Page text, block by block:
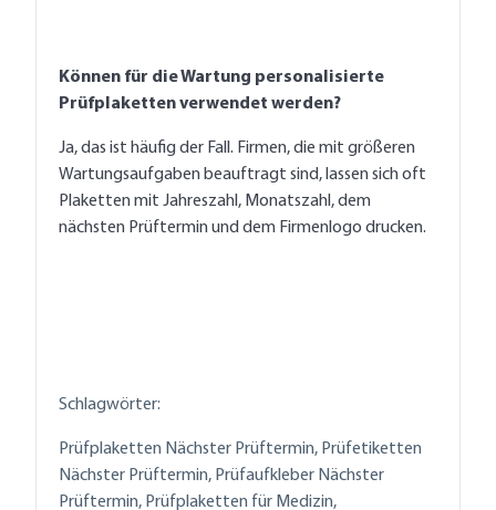
Können für die Wartung personalisierte
Prüfplaketten verwendet werden?
Ja, das ist häufig der Fall. Firmen, die mit größeren
Wartungsaufgaben beauftragt sind, lassen sich oft
Plaketten mit Jahreszahl, Monatszahl, dem
nächsten Prüftermin und dem Firmenlogo drucken.
Schlagwörter:
Prüfplaketten Nächster Prüftermin, Prüfetiketten
Nächster Prüftermin, Prüfaufkleber Nächster
Prüftermin, Prüfplaketten für Medizin,